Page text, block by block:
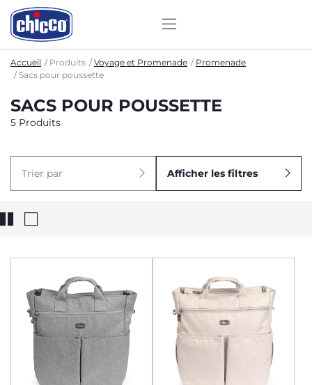
Accueil Produits Voyage et Promenade
Promenade
Sacs pour poussette
SACS POUR POUSSETTE
5 Produits
Trier par Afficher les filtres